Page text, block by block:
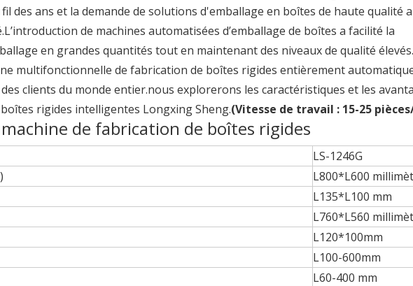
des ans et la demande de solutions d'emballage en boîtes de haute qualité a
de machines automatisées d’emballage de boîtes a facilité la
en grandes quantités tout en maintenant des niveaux de qualité
multifonctionnelle de fabrication de boîtes rigides entièrement
clients du monde entier.nous explorerons les caractéristiques et les
rigides intelligentes Longxing Sheng.(Vitesse de travail : 15-25
de fabrication de boîtes rigides
LS-1246G
L800*L600
L135*L100 mm
L760*L560
L120*100mm
L100-600mm
L60-400 mm